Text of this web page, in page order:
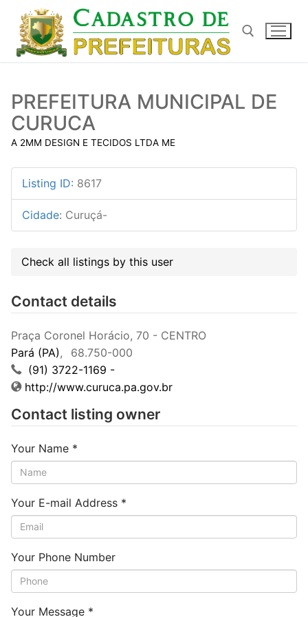
para
conteúdo
PREFEITURA MUNICIPAL DE
CURUCA
A 2MM DESIGN E TECIDOS LTDA ME
Listing ID: 8617
Cidade: Curuçá-
Check all listings by this user
Contact details
Praça Coronel Horácio, 70 - CENTRO
Pará (PA),
68.750-000
(91) 3722-1169 -
http://www.curuca.pa.gov.br
Contact listing owner
Your Name *
Your E-mail Address *
Your Phone Number
Your Message *